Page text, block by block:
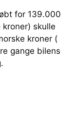
for 139.000
skulle
kroner (
gange bilens